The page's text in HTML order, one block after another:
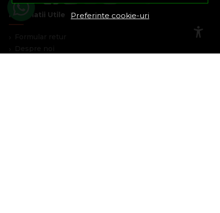
Preferinte cookie-uri
Informatii Utile
Formular retur
Despre noi